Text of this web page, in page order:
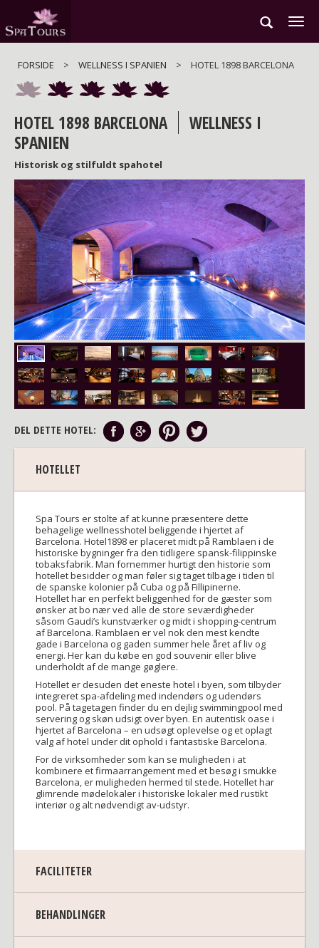
hovedindhold
FORSIDE > WELLNESS I SPANIEN > HOTEL 1898 BARCELONA
HOTEL 1898 BARCELONA
WELLNESS I
SPANIEN
Historisk og stilfuldt spahotel
DEL DETTE HOTEL:
HOTELLET
Spa Tours er stolte af at kunne præsentere dette
behagelige wellnesshotel beliggende i hjertet af
Barcelona. Hotel1898 er placeret midt på Ramblaen i de
historiske bygninger fra den tidligere spansk-filippinske
tobaksfabrik. Man fornemmer hurtigt den historie som
hotellet besidder og man føler sig taget tilbage i tiden til
de spanske kolonier på Cuba og på Fillipinerne.
Hotellet har en perfekt beliggenhed for de gæster som
ønsker at bo nær ved alle de store seværdigheder
såsom Gaudi’s kunstværker og midt i shopping-centrum
af Barcelona. Ramblaen er vel nok den mest kendte
gade i Barcelona og gaden summer hele året af liv og
energi. Her kan du købe en god souvenir eller blive
underholdt af de mange gøglere.
Hotellet er desuden det eneste hotel i byen, som tilbyder
integreret spa-afdeling med indendørs og udendørs
pool. På tagetagen finder du en dejlig swimmingpool med
servering og skøn udsigt over byen. En autentisk oase i
hjertet af Barcelona – en udsøgt oplevelse og et oplagt
valg af hotel under dit ophold i fantastiske Barcelona.
For de virksomheder som kan se muligheden i at
kombinere et firmaarrangement med et besøg i smukke
Barcelona, er muligheden hermed til stede. Hotellet har
glimrende mødelokaler i historiske lokaler med rustikt
interiør og alt nødvendigt av-udstyr.
FACILITETER
BEHANDLINGER